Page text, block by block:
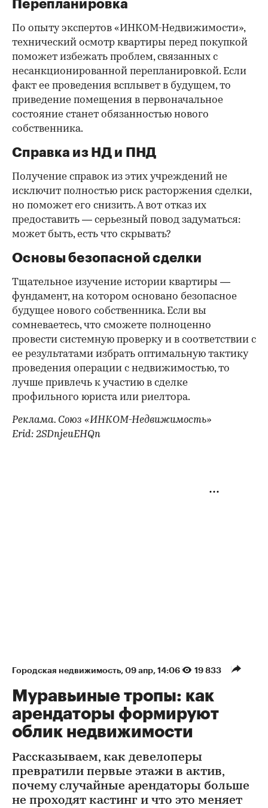
Перепланировка
По опыту экспертов «ИНКОМ-Недвижимости»,
технический осмотр квартиры перед покупкой
поможет избежать проблем, связанных с
несанкционированной перепланировкой. Если
факт ее проведения всплывет в будущем, то
приведение помещения в первоначальное
состояние станет обязанностью нового
собственника.
Справка из НД и ПНД
Получение справок из этих учреждений не
исключит полностью риск расторжения сделки,
но поможет его снизить. А вот отказ их
предоставить — серьезный повод задуматься:
может быть, есть что скрывать?
Основы безопасной сделки
Тщательное изучение истории квартиры —
фундамент, на котором основано безопасное
будущее нового собственника. Если вы
сомневаетесь, что сможете полноценно
провести системную проверку и в соответствии с
ее результатами избрать оптимальную тактику
проведения операции с недвижимостью, то
лучше привлечь к участию в сделке
профильного юриста или риелтора.
Реклама. Союз «ИНКОМ-Недвижимость»
Erid: 2SDnjeuEHQn
Городская недвижимость 09 апр, 14:06 19 833
Муравьиные тропы: как
арендаторы формируют
облик недвижимости
Рассказываем, как девелоперы
превратили первые этажи в актив,
почему случайные арендаторы больше
не проходят кастинг и что это меняет